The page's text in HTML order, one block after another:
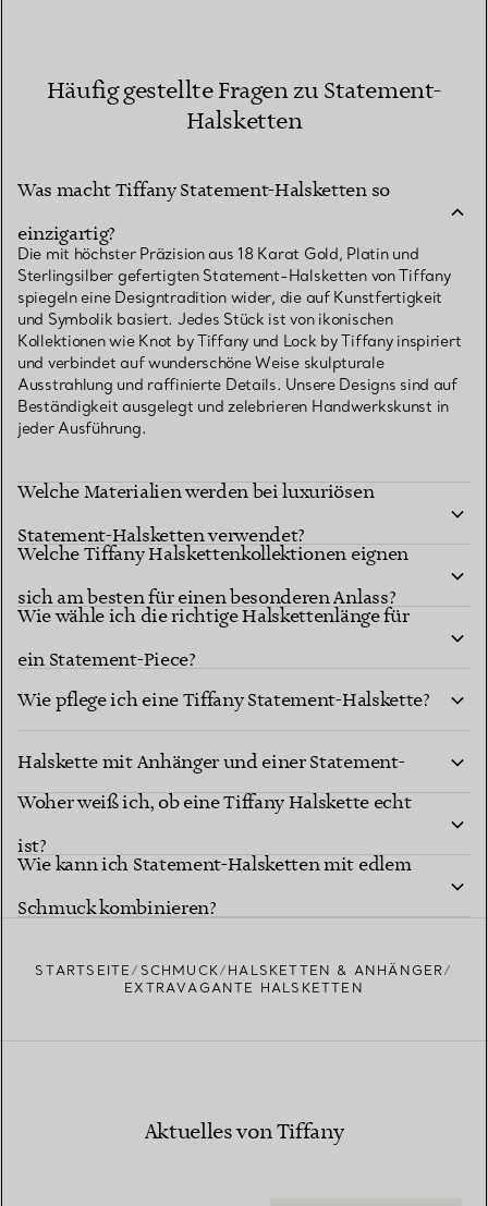
Häufig gestellte Fragen zu Statement-
Halsketten
Was macht Tiffany Statement-Halsketten so
einzigartig?
Die mit höchster Präzision aus 18 Karat Gold, Platin und
Sterlingsilber gefertigten Statement-Halsketten von Tiffany
spiegeln eine Designtradition wider, die auf Kunstfertigkeit
und Symbolik basiert. Jedes Stück ist von ikonischen
Kollektionen wie Knot by Tiffany und Lock by Tiffany inspiriert
und verbindet auf wunderschöne Weise skulpturale
Ausstrahlung und raffinierte Details. Unsere Designs sind auf
Beständigkeit ausgelegt und zelebrieren Handwerkskunst in
jeder Ausführung.
Welche Materialien werden bei luxuriösen
Statement-Halsketten verwendet?
Welche Tiffany Halskettenkollektionen eignen
sich am besten für einen besonderen Anlass?
Wie wähle ich die richtige Halskettenlänge für
ein Statement-Piece?
Wie pflege ich eine Tiffany Statement-Halskette?
Was ist der Unterschied zwischen einer
Halskette mit Anhänger und einer Statement-
Halskette?
Woher weiß ich, ob eine Tiffany Halskette echt
ist?
Wie kann ich Statement-Halsketten mit edlem
Schmuck kombinieren?
STARTSEITE SCHMUCK
HALSKETTEN & ANHÄNGER
EXTRAVAGANTE HALSKETTEN
Aktuelles von Tiffany